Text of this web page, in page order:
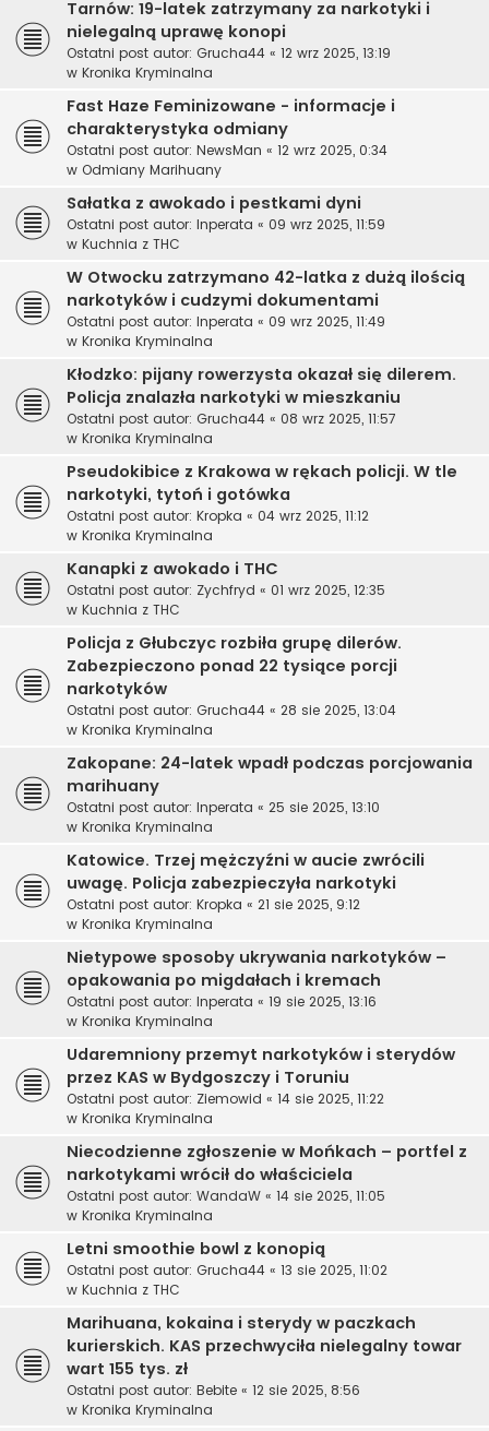
Tarnów: 19-latek zatrzymany za narkotyki i
nielegalną uprawę konopi
Ostatni post autor: Grucha44 « 12 wrz 2025, 13:19
w Kronika Kryminalna
Fast Haze Feminizowane - informacje i
charakterystyka odmiany
Ostatni post autor: NewsMan « 12 wrz 2025, 0:34
w Odmiany Marihuany
Sałatka z awokado i pestkami dyni
Ostatni post autor: Inperata « 09 wrz 2025, 11:59
w Kuchnia z THC
W Otwocku zatrzymano 42-latka z dużą ilością
narkotyków i cudzymi dokumentami
Ostatni post autor: Inperata « 09 wrz 2025, 11:49
w Kronika Kryminalna
Kłodzko: pijany rowerzysta okazał się dilerem.
Policja znalazła narkotyki w mieszkaniu
Ostatni post autor: Grucha44 « 08 wrz 2025, 11:57
w Kronika Kryminalna
Pseudokibice z Krakowa w rękach policji. W tle
narkotyki, tytoń i gotówka
Ostatni post autor: Kropka « 04 wrz 2025, 11:12
w Kronika Kryminalna
Kanapki z awokado i THC
Ostatni post autor: Zychfryd « 01 wrz 2025, 12:35
w Kuchnia z THC
Policja z Głubczyc rozbiła grupę dilerów.
Zabezpieczono ponad 22 tysiące porcji
narkotyków
Ostatni post autor: Grucha44 « 28 sie 2025, 13:04
w Kronika Kryminalna
Zakopane: 24-latek wpadł podczas porcjowania
marihuany
Ostatni post autor: Inperata « 25 sie 2025, 13:10
w Kronika Kryminalna
Katowice. Trzej mężczyźni w aucie zwrócili
uwagę. Policja zabezpieczyła narkotyki
Ostatni post autor: Kropka « 21 sie 2025, 9:12
w Kronika Kryminalna
Nietypowe sposoby ukrywania narkotyków –
opakowania po migdałach i kremach
Ostatni post autor: Inperata « 19 sie 2025, 13:16
w Kronika Kryminalna
Udaremniony przemyt narkotyków i sterydów
przez KAS w Bydgoszczy i Toruniu
Ostatni post autor: Ziemowid « 14 sie 2025, 11:22
w Kronika Kryminalna
Niecodzienne zgłoszenie w Mońkach – portfel z
narkotykami wrócił do właściciela
Ostatni post autor: WandaW « 14 sie 2025, 11:05
w Kronika Kryminalna
Letni smoothie bowl z konopią
Ostatni post autor: Grucha44 « 13 sie 2025, 11:02
w Kuchnia z THC
Marihuana, kokaina i sterydy w paczkach
kurierskich. KAS przechwyciła nielegalny towar
wart 155 tys. zł
Ostatni post autor: Bebite « 12 sie 2025, 8:56
w Kronika Kryminalna